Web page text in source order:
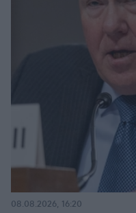
08.08.2026, 16:20